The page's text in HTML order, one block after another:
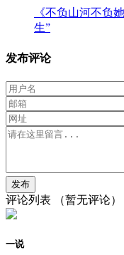
《不负山河不负
生”
发布评论
评论列表 （暂无评论）
一说